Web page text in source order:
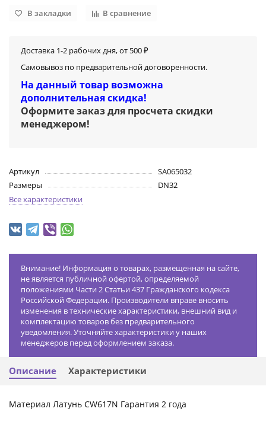
В закладки В сравнение
Доставка 1-2 рабочих дня, от 500 ₽
Самовывоз по предварительной договоренности.
На данный товар возможна
дополнительная скидка!
Оформите заказ для просчета скидки
менеджером!
Артикул
SA065032
Размеры
DN32
Все характеристики
Внимание! Информация о товарах, размещенная на сайте,
не является публичной офертой, определяемой
положениями Части 2 Статьи 437 Гражданского кодекса
Российской Федерации. Производители вправе вносить
изменения в технические характеристики, внешний вид и
комплектацию товаров без предварительного
уведомления. Уточняйте характеристики у наших
менеджеров перед оформлением заказа.
Описание Характеристики
Материал Латунь CW617N Гарантия 2 года